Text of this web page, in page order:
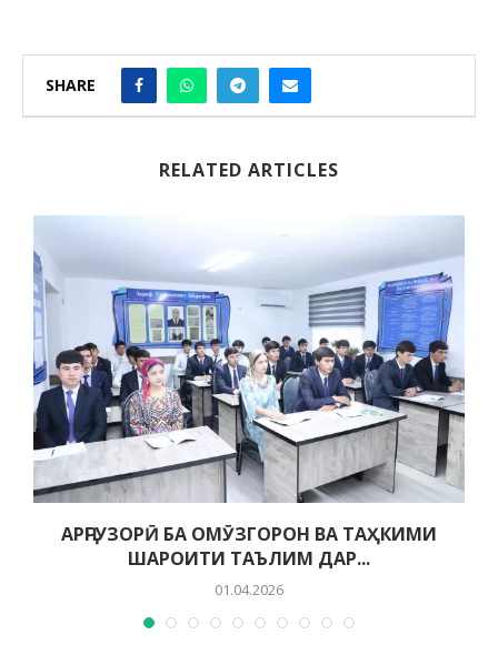
SHARE
RELATED ARTICLES
АРҶГУЗОРӢ БА ОМӮЗГОРОН ВА ТАҲКИМИ
ШАРОИТИ ТАЪЛИМ ДАР...
01.04.2026